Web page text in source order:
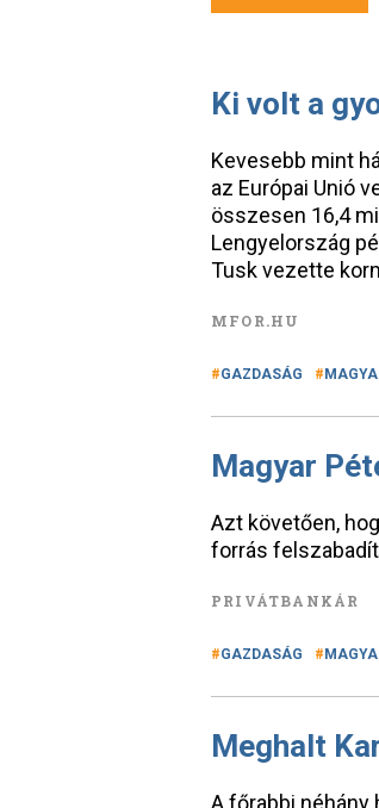
Ki volt a
Kevesebb mint
az Európai Unió
összesen 16,4
Lengyelország
Tusk vezette
MFOR.HU
GAZDASÁG
Magyar
Azt követően,
forrás
PRIVÁTBANKÁR
GAZDASÁG
Meghalt
A főrabbi